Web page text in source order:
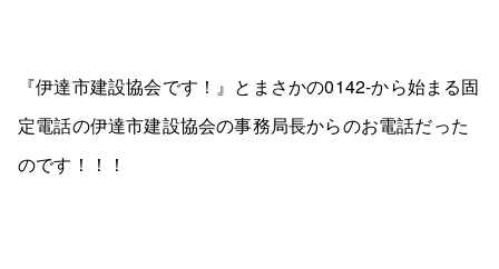
『伊達市建設協会です！』とまさかの0142-から始まる固
定電話の伊達市建設協会の事務局長からのお電話だった
のです！！！